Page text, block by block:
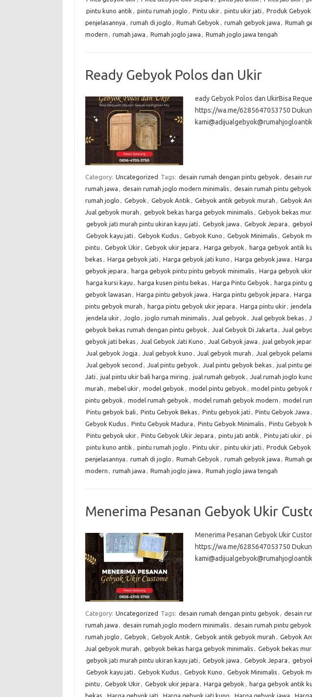
pintu kuno antik , pintu rumah joglo , Pintu ukir, pintu ukir jati , Produk Gebyok
penjelasannya , rumah di joglo , Rumah Gebyok , rumah gebyok jawa , Rumah
modern , rumah jawa , Rumah joglo jawa , Rumah joglo jawa tengah
Ready Gebyok Polos dan Ukir
eady Gebyok Polos dan UkirBisa
https://wa.me/6285647053750
Category: Uncategorized Tags: desain rumah dengan pintu gebyok , desain
rumah jawa , desain rumah joglo modern minimalis , desain rumah pintu gebyok
rumah joglo , Gebyok , Gebyok Antik , Gebyok antik gebyok murah , Gebyok
Jual gebyok murah , gebyok bekas harga gebyok minimalis , Gebyok bekas
gebyok jati murah pintu ukiran kayu jati , Gebyok jawa , Gebyok Jepara ,
Gebyok kayu jati , Gebyok Kudus , Gebyok Kuno , Gebyok Minimalis , Gebyok
pintu , Gebyok Ukir, Gebyok ukir jepara , Harga gebyok , harga gebyok antik
bekas , Harga gebyok jati , Harga gebyok jati kuno , Harga gebyok jawa ,
gebyok jepara , harga gebyok pintu pintu gebyok minimalis , Harga gebyok ukir
harga kursi kayu , harga kusen pintu bekas , Harga Pintu Gebyok , harga pintu
gebyok lawasan , Harga pintu gebyok jawa , Harga pintu gebyok jepara ,
pintu gebyok murah , harga pintu gebyok ukir jepara , Harga pintu ukir,
jendela ukir, Joglo , joglo rumah minimalis , Jual gebyok , Jual gebyok bekas ,
gebyok bekas rumah dengan pintu gebyok , Jual Gebyok Di Jakarta , Jual
gebyok jati bekas , Jual Gebyok Jati Kuno , Jual Gebyok jawa , jual gebyok
Jual gebyok Jogja , Jual gebyok kuno , Jual gebyok murah , Jual gebyok
Jual gebyok second , Jual pintu gebyok , Jual pintu gebyok bekas , jual pintu
Jati , jual pintu ukir bali harga miring , jual rumah gebyok , Jual rumah joglo
murah , mebel ukir, model gebyok , model pintu gebyok , model pintu gebyok
pintu gebyok , model rumah gebyok , model rumah gebyok modern , model
Pintu gebyok bali , Pintu Gebyok Bekas , Pintu gebyok jati , Pintu Gebyok Jawa ,
Gebyok Kudus , Pintu Gebyok Madura , Pintu Gebyok Minimalis , Pintu Gebyok
Pintu gebyok ukir, Pintu Gebyok Ukir Jepara , pintu jati antik , Pintu jati ukir,
pintu kuno antik , pintu rumah joglo , Pintu ukir, pintu ukir jati , Produk Gebyok
penjelasannya , rumah di joglo , Rumah Gebyok , rumah gebyok jawa , Rumah
modern , rumah jawa , Rumah joglo jawa , Rumah joglo jawa tengah
Menerima Pesanan Gebyok Ukir
Menerima Pesanan Gebyok Ukir
https://wa.me/6285647053750
Category: Uncategorized Tags: desain rumah dengan pintu gebyok , desain
rumah jawa , desain rumah joglo modern minimalis , desain rumah pintu gebyok
rumah joglo , Gebyok , Gebyok Antik , Gebyok antik gebyok murah , Gebyok
Jual gebyok murah , gebyok bekas harga gebyok minimalis , Gebyok bekas
gebyok jati murah pintu ukiran kayu jati , Gebyok jawa , Gebyok Jepara ,
Gebyok kayu jati , Gebyok Kudus , Gebyok Kuno , Gebyok Minimalis , Gebyok
pintu , Gebyok Ukir, Gebyok ukir jepara , Harga gebyok , harga gebyok antik
bekas
Harga gebyok jati Harga gebyok jati kuno Harga gebyok jawa